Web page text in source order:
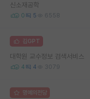
신소재공학
0 5 6558
김GPT
대학원 교수정보 검색서비스
4 4 3079
명예의전당